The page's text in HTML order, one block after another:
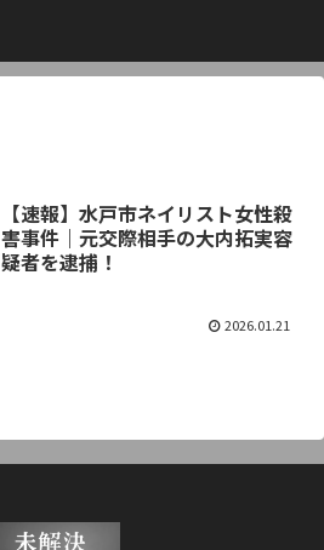
【速報】水戸市ネイリスト女性殺
害事件｜元交際相手の大内拓実容
疑者を逮捕！
2026.01.21